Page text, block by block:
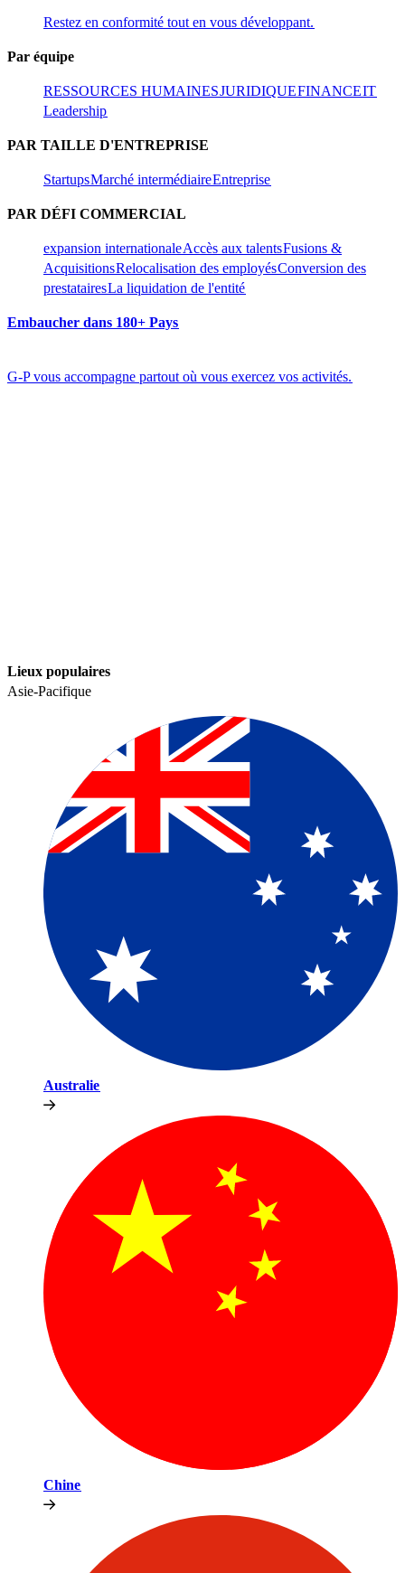
Restez en conformité tout en vous développant.​​
Par équipe​​
RESSOURCES HUMAINES​​JURIDIQUE​​FINANCE​​IT​​
Leadership​​
PAR TAILLE D'ENTREPRISE​​
Startups​​Marché intermédiaire​​Entreprise​​
PAR DÉFI COMMERCIAL​​
expansion internationale​​Accès aux talents​​Fusions &
Acquisitions​​Relocalisation des employés​​Conversion des
prestataires​​La liquidation de l'entité​​
Embaucher dans 180+ Pays​​
G-P vous accompagne partout où vous exercez vos activités.​​
Lieux populaires​​
Asie-Pacifique​​
Australie​​
Chine​​